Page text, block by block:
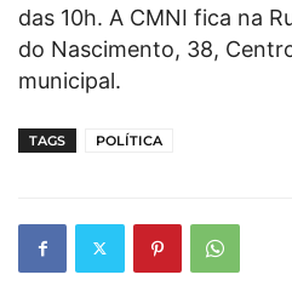
das 10h. A CMNI fica na
do Nascimento, 38,
municipal.
TAGS POLÍTICA